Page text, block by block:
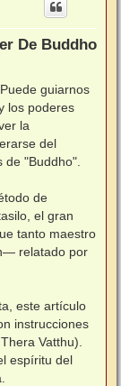
De Buddho
guiarnos
los poderes
la
del
"Buddho".
de
el gran
tanto maestro
relatado por
este artículo
instrucciones
Vatthu).
espíritu del